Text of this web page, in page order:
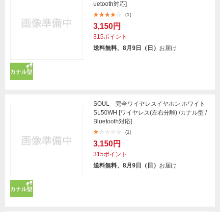
uetooth対応]
(1)
3,150円
315ポイント
送料無料、8月9日（日） お届け
SOUL 完全ワイヤレスイヤホン ホワイト
SL50WH [ワイヤレス(左右分離) /カナル型 /
Bluetooth対応]
(1)
3,150円
315ポイント
送料無料、8月9日（日） お届け